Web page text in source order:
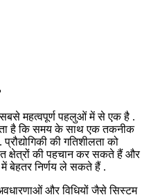
सबसे महत्वपूर्ण पहलुओं में से एक है .
है कि समय के साथ एक तकनीक
की गतिशीलता को
क्षेत्रों की पहचान कर सकते हैं और
बेहतर निर्णय ले सकते हैं .
और विधियों जैसे सिस्टम